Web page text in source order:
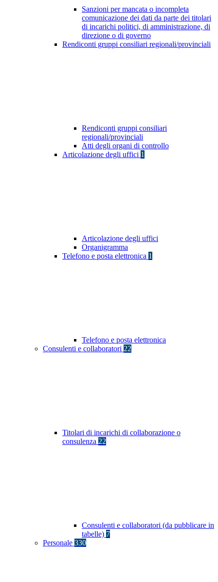
Sanzioni per mancata o incompleta
comunicazione dei dati da parte dei titolari
di incarichi politici, di amministrazione, di
direzione o di governo
Rendiconti gruppi consiliari regionali/provinciali
Rendiconti gruppi consiliari
regionali/provinciali
Atti degli organi di controllo
Articolazione degli uffici 1
Articolazione degli uffici
Organigramma
Telefono e posta elettronica 1
Telefono e posta elettronica
Consulenti e collaboratori 22
Titolari di incarichi di collaborazione o
consulenza 22
Consulenti e collaboratori (da pubblicare in
tabelle) 7
Personale 330